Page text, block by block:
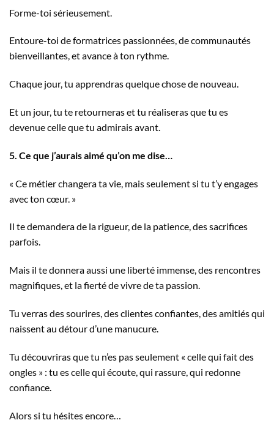
Forme-toi sérieusement.
Entoure-toi de formatrices passionnées, de communautés
bienveillantes, et avance à ton rythme.
Chaque jour, tu apprendras quelque chose de nouveau.
Et un jour, tu te retourneras et tu réaliseras que tu es
devenue celle que tu admirais avant.
5. Ce que j’aurais aimé qu’on me dise…
« Ce métier changera ta vie, mais seulement si tu t’y engages
avec ton cœur. »
Il te demandera de la rigueur, de la patience, des sacrifices
parfois.
Mais il te donnera aussi une liberté immense, des rencontres
magnifiques, et la fierté de vivre de ta passion.
Tu verras des sourires, des clientes confiantes, des amitiés qui
naissent au détour d’une manucure.
Tu découvriras que tu n’es pas seulement « celle qui fait des
ongles » : tu es celle qui écoute, qui rassure, qui redonne
confiance.
Alors si tu hésites encore…